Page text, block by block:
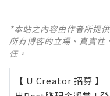
*本站之內容由作者所提
所有博客的立場、真實性
任。
【 U Creator 招募 】